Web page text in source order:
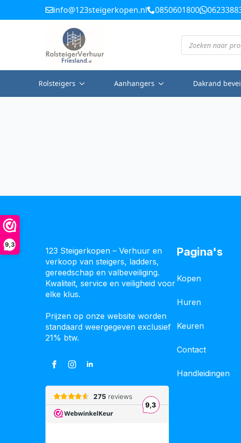
9,3
info@123steigerkopen.nl 0850601800
Producten
zoeken
Rolsteigers Aanhangers Dakrand
123 Steigerkopen – Verhuur en
verkoop van steigers, ladders,
gereedschap en valbeveiliging.
Kwaliteit, service en veiligheid voor
elke klus.
Prijzen op onze website worden
standaard weergegeven exclusief
21% btw.
Pagina's
Kopen
Huren
Keuren
Contact
Handleidingen